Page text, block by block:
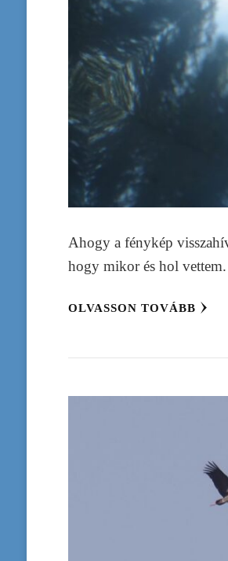
Ahogy a fénykép
hogy mikor és hol
OLVASSON TOVÁBB